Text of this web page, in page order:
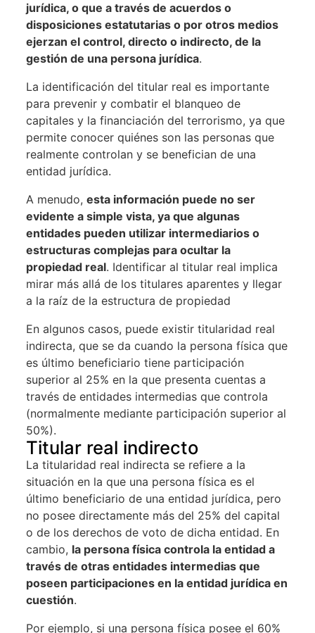
jurídica, o que a través de acuerdos o
disposiciones estatutarias o por otros medios
ejerzan el control, directo o indirecto, de la
gestión de una persona jurídica.
La identificación del titular real es importante
para prevenir y combatir el blanqueo de
capitales y la financiación del terrorismo, ya que
permite conocer quiénes son las personas que
realmente controlan y se benefician de una
entidad jurídica.
A menudo, esta información puede no ser
evidente a simple vista, ya que algunas
entidades pueden utilizar intermediarios o
estructuras complejas para ocultar la
propiedad real. Identificar al titular real implica
mirar más allá de los titulares aparentes y llegar
a la raíz de la estructura de propiedad
En algunos casos, puede existir titularidad real
indirecta, que se da cuando la persona física que
es último beneficiario tiene participación
superior al 25% en la que presenta cuentas a
través de entidades intermedias que controla
(normalmente mediante participación superior al
50%).
Titular real indirecto
La titularidad real indirecta se refiere a la
situación en la que una persona física es el
último beneficiario de una entidad jurídica, pero
no posee directamente más del 25% del capital
o de los derechos de voto de dicha entidad. En
cambio, la persona física controla la entidad a
través de otras entidades intermedias que
poseen participaciones en la entidad jurídica en
cuestión.
Por ejemplo, si una persona física posee el 60%